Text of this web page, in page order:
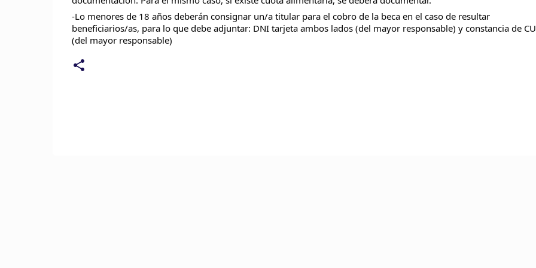
-Lo menores de 18 años deberán consignar un/a titular para el cobro de la beca en el caso de resultar
beneficiarios/as, para lo que debe adjuntar: DNI tarjeta ambos lados (del mayor responsable) y constancia de
(del mayor responsable)